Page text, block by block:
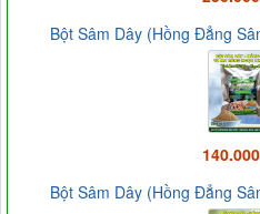
Bột Sâm Dây (Hồng Đẳng
Bột Sâm Dây (Hồng Đẳng